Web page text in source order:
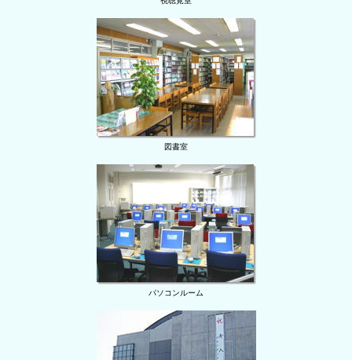
図書室
パソコンルーム